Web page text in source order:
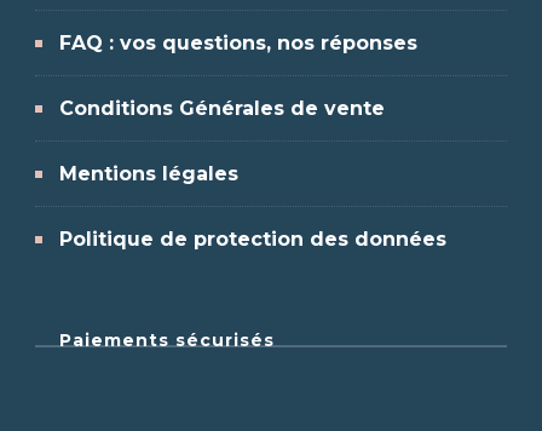
FAQ : vos questions, nos réponses
Conditions Générales de vente
Mentions légales
Politique de protection des données
Paiements sécurisés